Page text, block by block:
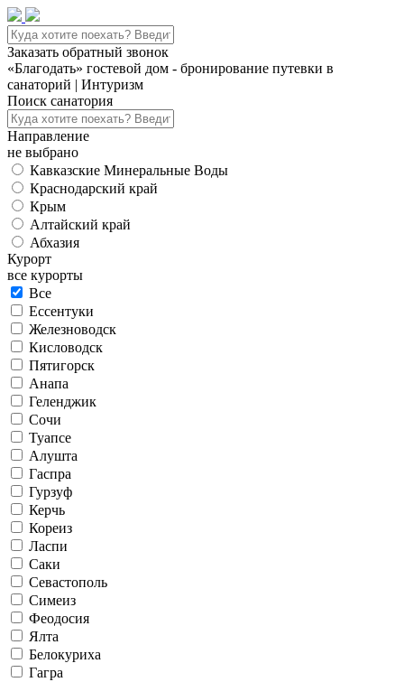
Заказать обратный звонок
«Благодать» гостевой дом - бронирование путевки в
санаторий | Интуризм
Поиск санатория
Направление
не выбрано
Кавказские Минеральные Воды
Краснодарский край
Крым
Алтайский край
Абхазия
Курорт
все курорты
Все
Ессентуки
Железноводск
Кисловодск
Пятигорск
Анапа
Геленджик
Сочи
Туапсе
Алушта
Гаспра
Гурзуф
Керчь
Кореиз
Ласпи
Саки
Севастополь
Симеиз
Феодосия
Ялта
Белокуриха
Гагра